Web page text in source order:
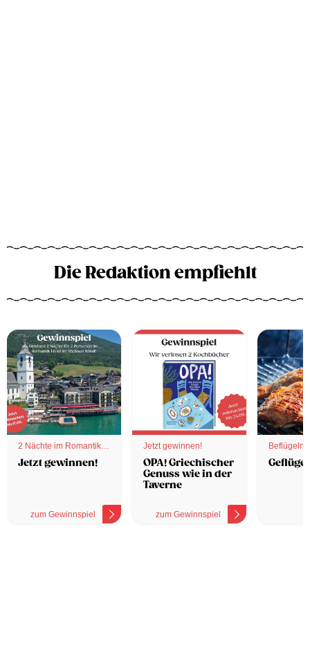
Die Redaktion empfiehlt
2 Nächte im Romantik
Hotel
Jetzt gewinnen!
zum Gewinnspiel
Jetzt gewinnen!
OPA! Griechischer
Genuss wie in der
Taverne
zum Gewinnspiel